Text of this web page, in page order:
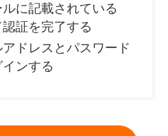
に記載されている
証を完了する
ドレスとパスワード
ンする